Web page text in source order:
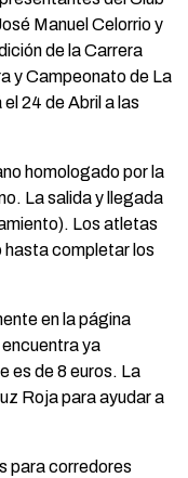
Manuel Celorrio y
de la Carrera
y Campeonato de La
24 de Abril a las
homologado por la
La salida y llegada
Los atletas
hasta completar los
en la página
encuentra ya
es de 8 euros. La
Roja para ayudar a
para corredores